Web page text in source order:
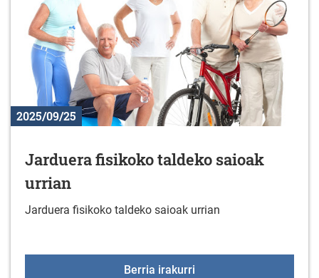
2025/09/25
Jarduera fisikoko taldeko saioak
urrian
Jarduera fisikoko taldeko saioak urrian
Berria irakurri